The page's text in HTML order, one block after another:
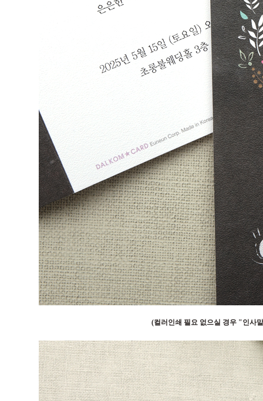
(컬러인쇄 필요 없으실 경우 "인사